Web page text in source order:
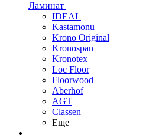
Ламинат
IDEAL
Kastamonu
Krono Original
Kronospan
Kronotex
Loc Floor
Floorwood
Aberhof
AGT
Classen
Еще